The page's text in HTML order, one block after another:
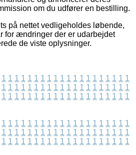
om du udfører en bestilling.
på nettet vedligeholdes løbende,
for ændringer der er udarbejdet
de viste oplysninger.
1 1 1 1 1 1 1 1 1 1 1 1 1 1 1 1 1 1 1 1
1 1 1 1 1 1 1 1 1 1 1 1 1 1 1 1 1 1 1 1
1 1 1 1 1 1 1 1 1 1 1 1 1 1 1 1 1 1 1 1
1 1 1 1 1 1 1 1 1 1 1 1 1 1 1 1 1 1 1 1
1 1 1 1 1 1 1 1 1 1 1 1 1 1 1 1 1 1 1 1
1 1 1 1 1 1 1 1 1 1 1 1 1 1 1 1 1 1 1 1